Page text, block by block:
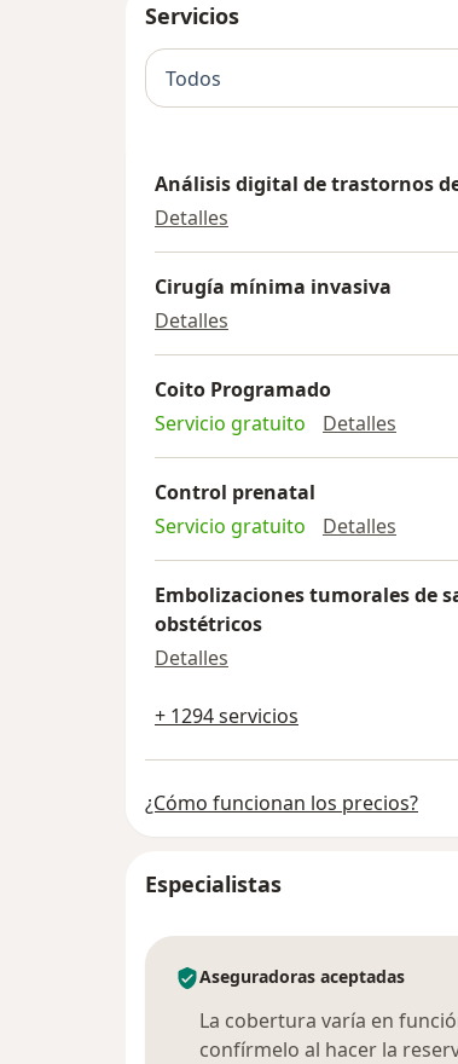
Servicios
Todos
Análisis digital de trastornos
Detalles
Cirugía mínima invasiva
Detalles
Coito Programado
Servicio gratuito
Detalles
Control prenatal
Servicio gratuito
Detalles
Embolizaciones tumorales de
obstétricos
Detalles Embolizaciones
+ 1294 servicios
¿Cómo funcionan los precios?
Especialistas
Aseguradoras aceptadas
La cobertura varía en
confírmelo al hacer la